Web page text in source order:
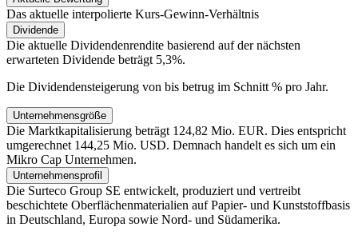
Das aktuelle interpolierte Kurs-Gewinn-Verhältnis
Dividende
Die aktuelle Dividendenrendite basierend auf der nächsten
erwarteten Dividende beträgt 5,3%.
Die Dividendensteigerung von bis betrug im Schnitt % pro Jahr.
Unternehmensgröße
Die Marktkapitalisierung beträgt 124,82 Mio. EUR. Dies entspricht
umgerechnet 144,25 Mio. USD. Demnach handelt es sich um ein
Mikro Cap Unternehmen.
Unternehmensprofil
Die Surteco Group SE entwickelt, produziert und vertreibt
beschichtete Oberflächenmaterialien auf Papier- und Kunststoffbasis
in Deutschland, Europa sowie Nord- und Südamerika.